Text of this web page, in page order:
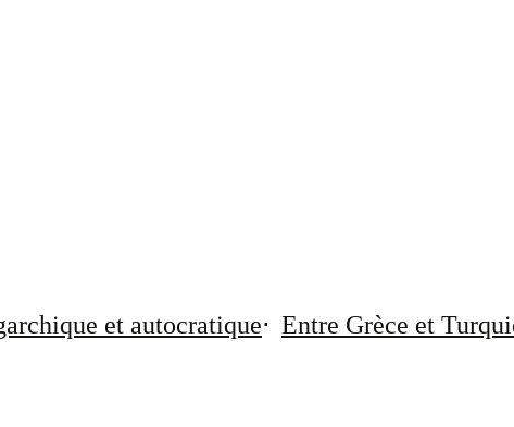
et autocratique
Entre Grèce et